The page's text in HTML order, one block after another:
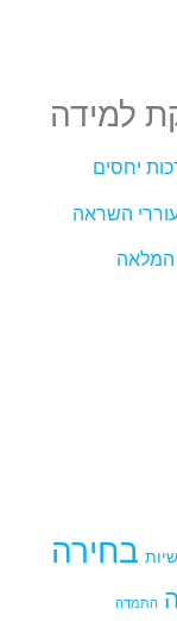
למידה
המלאה
בחירה
התמדה